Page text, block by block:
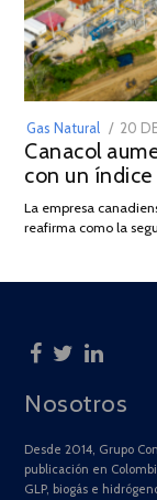
Gas Natural
ON
20
Canacol
con un
La empresa
reafirma como la
Nosotros
Desde 2014, Grupo
publicación en
GLP, biogás e